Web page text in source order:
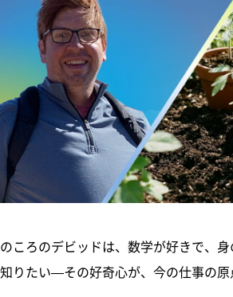
ころのデビッドは、数学が好きで、
りたい―その好奇心が、今の仕事の原